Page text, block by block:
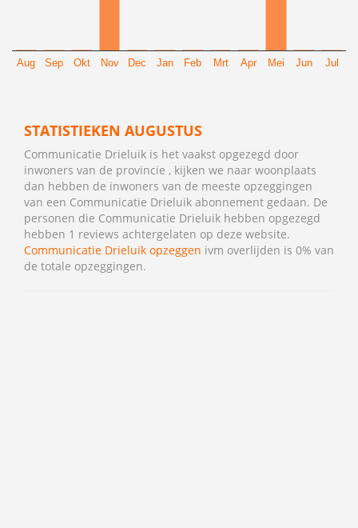
Aug Sep Okt Nov Dec Jan Feb Mrt Apr Mei Jun Jul
STATISTIEKEN AUGUSTUS
Communicatie Drieluik is het vaakst opgezegd door
inwoners van de provincie , kijken we naar woonplaats
dan hebben de inwoners van de meeste opzeggingen
van een Communicatie Drieluik abonnement gedaan. De
personen die Communicatie Drieluik hebben opgezegd
hebben 1 reviews achtergelaten op deze website.
Communicatie Drieluik opzeggen ivm overlijden is 0% van
de totale opzeggingen.